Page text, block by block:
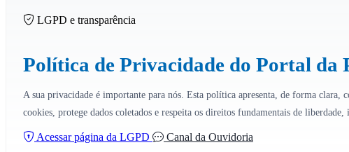
LGPD e transparência
Política de Privacidade do Portal
A sua privacidade é importante para nós. Esta política apresenta, de forma clara,
cookies, protege dados coletados e respeita os direitos fundamentais de
Acessar página da LGPD Canal da Ouvidoria